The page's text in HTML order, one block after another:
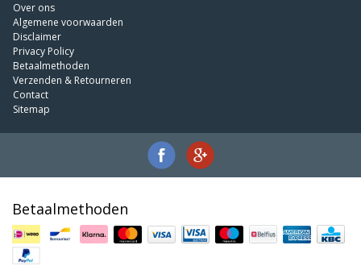
Over ons
Algemene voorwaarden
Disclaimer
Privacy Policy
Betaalmethoden
Verzenden & Retourneren
Contact
Sitemap
Betaalmethoden